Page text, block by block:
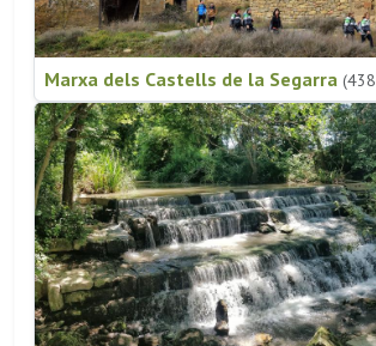
Marxa dels Castells de la Segarra (438